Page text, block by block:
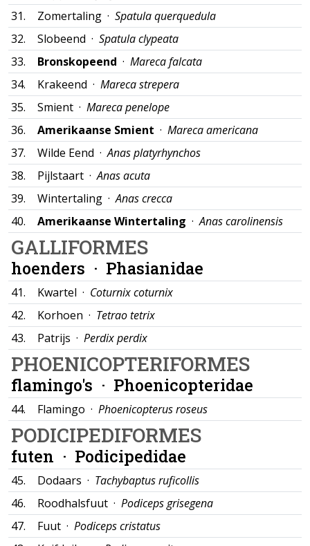
31.
Zomertaling · Spatula querquedula
32.
Slobeend · Spatula clypeata
33.
Bronskopeend · Mareca falcata
34.
Krakeend · Mareca strepera
35.
Smient · Mareca penelope
36.
Amerikaanse Smient · Mareca americana
37.
Wilde Eend ·Anas platyrhynchos
38.
Pijlstaart ·Anas acuta
39.
Wintertaling ·Anas crecca
40.
Amerikaanse Wintertaling ·Anas carolinensis
GALLIFORMES
hoenders · Phasianidae
41. Kwartel · Coturnix coturnix
42.
Korhoen · Tetrao tetrix
43.
Patrijs · Perdix perdix
PHOENICOPTERIFORMES
flamingo's · Phoenicopteridae
44. Flamingo · Phoenicopterus roseus
PODICIPEDIFORMES
futen · Podicipedidae
45. Dodaars · Tachybaptus ruficollis
46.
Roodhalsfuut · Podiceps grisegena
47.
Fuut · Podiceps cristatus